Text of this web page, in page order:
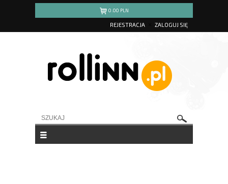
0.00 PLN
REJESTRACJA ZALOGUJ SIĘ